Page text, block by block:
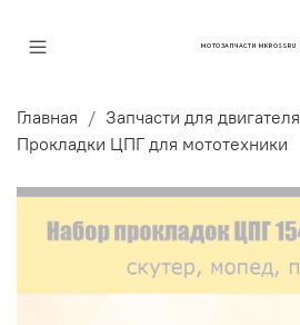
МОТОЗАПЧАСТИ MKROSS.RU
Главная
Запчасти для двигателя
Прокладки ЦПГ для мототехники